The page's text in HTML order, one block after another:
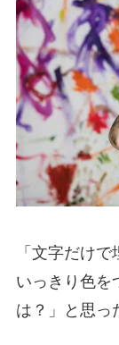
「文字だけ
いっきり色を
は？」と思っ